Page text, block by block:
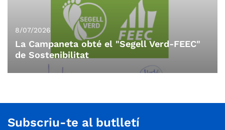
8/07/2026
La Campaneta obté el "Segell Verd-FEEC"
de Sostenibilitat
Subscriu-te al butlletí